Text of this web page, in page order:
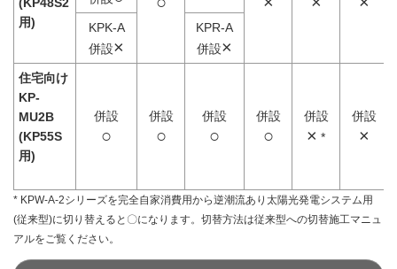
用)
KPK-A
併設×
KPR-A
併設×
住宅向け
KP-
MU2B
(KP55S
用)
併設
○
併設
○
併設
○
併設
○
併設
× *
併設
×
* KPW-A-2シリーズを完全自家消費用から逆潮流あり太陽光発電システム用
(従来型)に切り替えると〇になります。切替方法は従来型への切替施工マニュ
アルをご覧ください。